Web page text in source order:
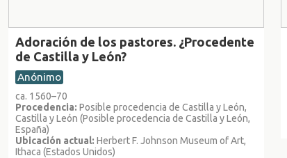
Adoración de los pastores. ¿Procedente
de Castilla y León?
Anónimo
ca. 1560–70
Procedencia: Posible procedencia de Castilla y León,
Castilla y León (Posible procedencia de Castilla y León,
España)
Ubicación actual: Herbert F. Johnson Museum of Art,
Ithaca (Estados Unidos)